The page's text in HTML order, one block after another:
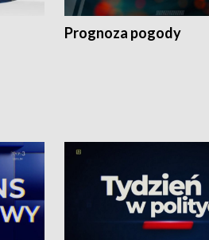
Prognoza pogody